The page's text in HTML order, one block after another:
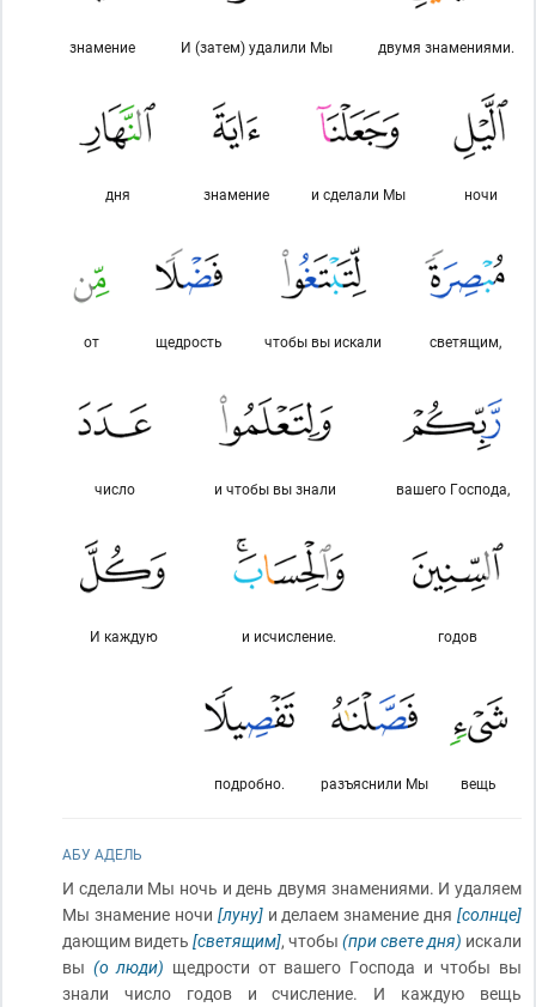
двумя знамениями.
И (затем) удалили Мы
знамение
ночи
и сделали Мы
знамение
дня
светящим,
чтобы вы искали
щедрость
от
вашего Господа,
и чтобы вы знали
число
годов
и исчисление.
И каждую
вещь
разъяснили Мы
подробно.
АБУ АДЕЛЬ
И сделали Мы ночь и день двумя знамениями. И удаляем
Мы знамение ночи [луну]и делаем знамение дня [солнце]
дающим видеть [светящим], чтобы (при свете дня) искали
вы (о люди) щедрости от вашего Господа и чтобы вы
знали число годов и счисление. И каждую вещь